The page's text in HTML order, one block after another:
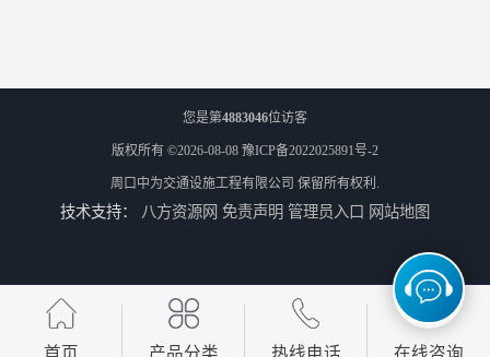
您是第4883046位访客
版权所有 ©2026-08-08 豫ICP备2022025891号-2
周口中为交通设施工程有限公司 保留所有权利.
技术支持： 八方资源网 免责声明 管理员入口 网站地图
首页 产品分类 热线电话 在线咨询